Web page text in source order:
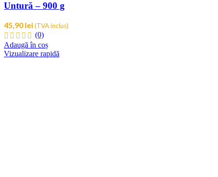
Untură – 900 g
45,90 lei(TVA inclus)
(0)
Adaugă în coș
Vizualizare rapidă